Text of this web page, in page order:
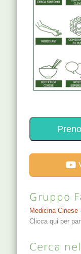
Gruppo
Medicina Cinese
Clicca qui per
Cerca